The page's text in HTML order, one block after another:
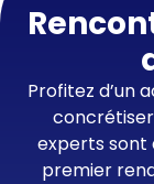
Profitez d’un
experts sont
premier